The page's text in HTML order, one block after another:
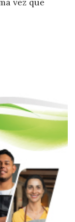
vez que